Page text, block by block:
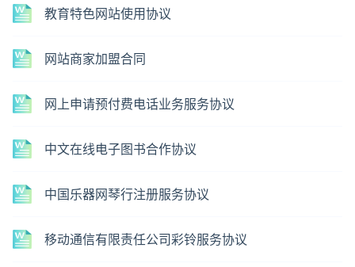
教育特色网站使用协议
网站商家加盟合同
网上申请预付费电话业务服务协议
中文在线电子图书合作协议
中国乐器网琴行注册服务协议
移动通信有限责任公司彩铃服务协议